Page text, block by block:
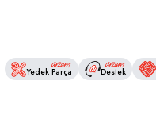
Yedek Parça Destek